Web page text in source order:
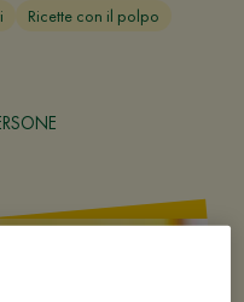
Ricette con il polpo